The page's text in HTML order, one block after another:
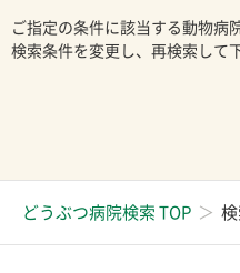
ご指定の条件に該当する動物病
検索条件を変更し、再検索して
どうぶつ病院検索 TOP